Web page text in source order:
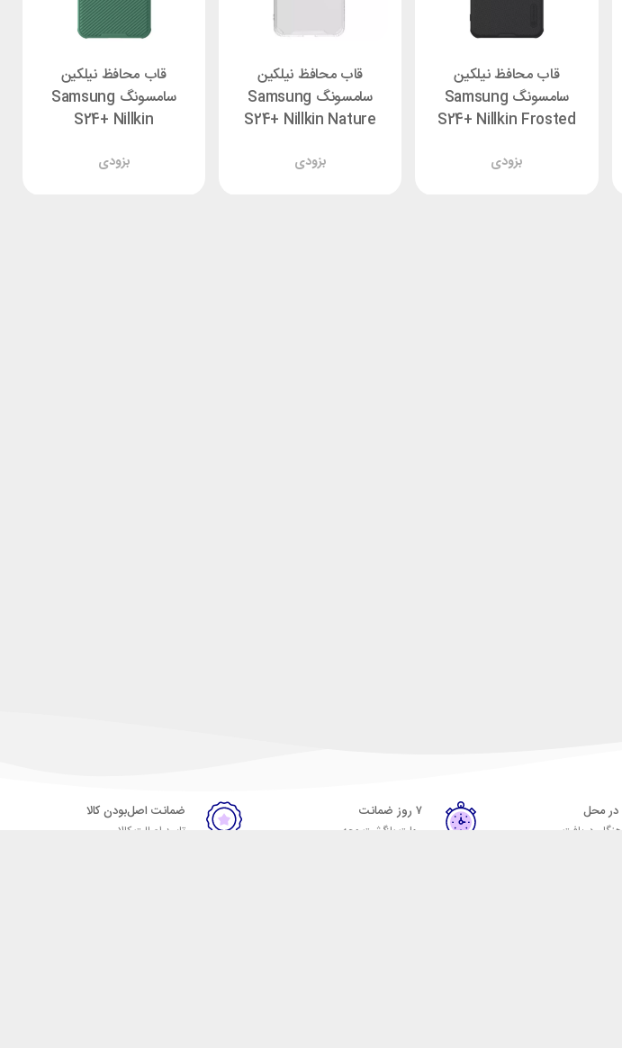
قاب محافظ نیلکین
سامسونگ Samsung
S24+ Nillkin Frosted
بزودی
قاب محافظ نیلکین
سامسونگ Samsung
S24+ Nillkin Nature
بزودی
قاب محافظ نیلکین
سامسونگ Samsung
S24+ Nillkin
بزودی
در محل
دریافت
۷ روز ضمانت
مهلت بازگشت وجه
ضمانت اصل‌بودن کالا
تایید اصالت کالا